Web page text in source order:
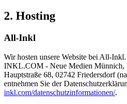
2. Hosting
All-Inkl
Wir hosten unsere Website bei All-
INKL.COM - Neue Medien Münnich,
Hauptstraße 68, 02742 Friedersdorf
entnehmen Sie der
inkl.com/datenschutzinformationen/.